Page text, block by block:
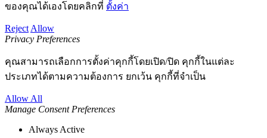
ของคุณได้เองโดยคลิกที่ ตั้งค่า
Reject Allow
Privacy Preferences
คุณสามารถเลือกการตั้งค่าคุกกี้โดยเปิด/ปิด คุกกี้ในแต่ละ
ประเภทได้ตามความต้องการ ยกเว้น คุกกี้ที่จำเป็น
Allow All
Manage Consent Preferences
Always Active